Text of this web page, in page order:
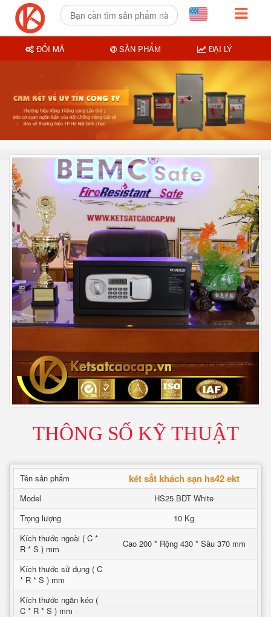
THÔNG SỐ KỸ THUẬT
Tên sản phẩm két sắt khách sạn hs42 ekt
Model
HS25 BDT White
Trọng lượng
10 Kg
Kích thước ngoài ( C *
R * S ) mm
Cao 200 * Rộng 430 * Sâu 370 mm
Kích thước sử dụng ( C
* R * S ) mm
Kích thước ngăn kéo (
C * R * S ) mm
ĐỔI MÃ SẢN PHẨM ĐẠI LÝ